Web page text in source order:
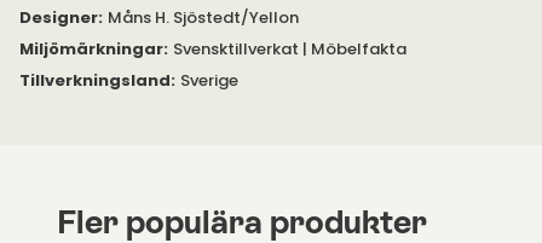
Designer: Måns H. Sjöstedt/Yellon
Miljömärkningar: Svensktillverkat | Möbelfakta
Tillverkningsland: Sverige
Fler populära produkter